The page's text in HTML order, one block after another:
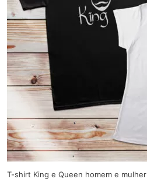
T-shirt King e Queen homem e mulher